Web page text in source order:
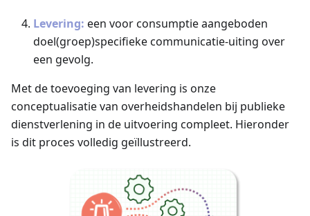
Levering: een voor consumptie aangeboden
doel(groep)specifieke communicatie-uiting over
een gevolg.
Met de toevoeging van levering is onze
conceptualisatie van overheidshandelen bij publieke
dienstverlening in de uitvoering compleet. Hieronder
is dit proces volledig geïllustreerd.